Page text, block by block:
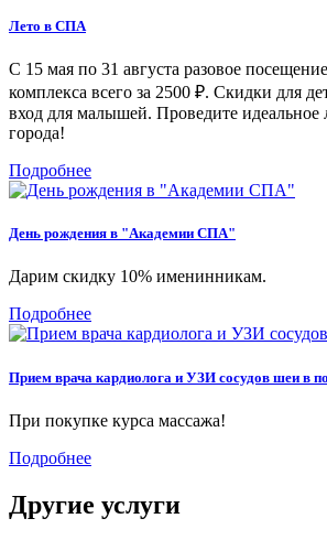
Лето в СПА
С 15 мая по 31 августа разовое
комплекса всего за 2500 ₽. Скидки для
вход для малышей. Проведите идеальное
города!
Подробнее
День рождения в "Академии СПА"
Дарим скидку 10% именинникам.
Подробнее
Прием врача кардиолога и УЗИ сосудов шеи в
При покупке курса массажа!
Подробнее
Другие услуги